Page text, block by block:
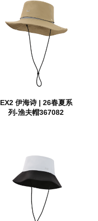
EX2 伊海诗 | 26春夏系
列-渔夫帽367082